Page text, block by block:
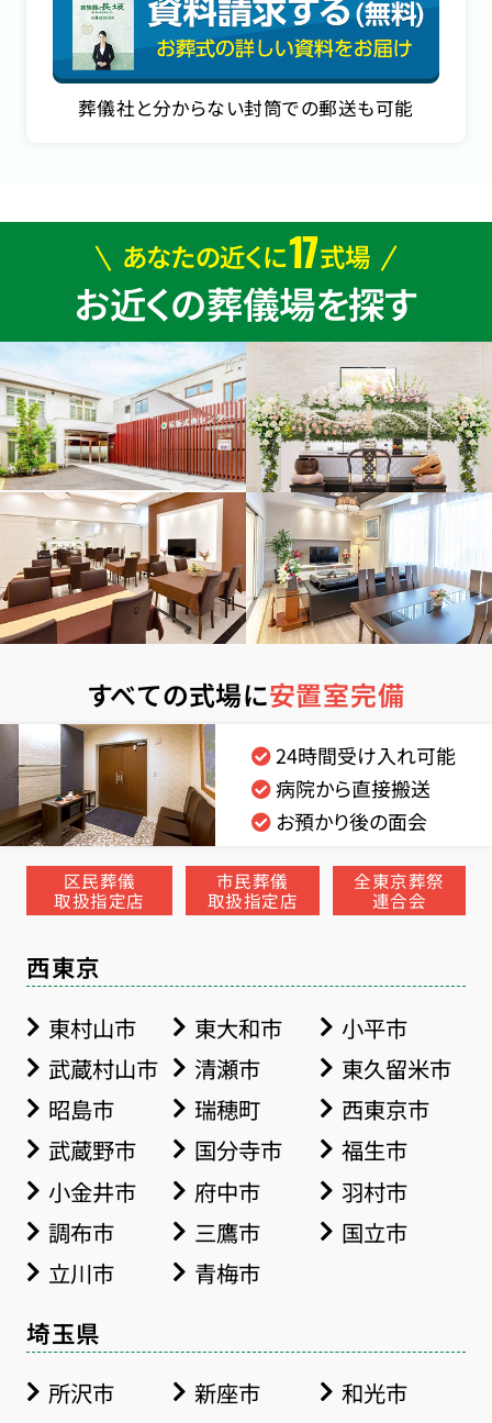
葬儀社と分からない封筒での郵送も可能
あなたの近くに17式場
お近くの葬儀場を探す
すべての式場に安置室完備
24時間受け入れ可能
病院から直接搬送
お預かり後の面会
区民葬儀
取扱指定店
市民葬儀
取扱指定店
全東京葬祭
連合会
西東京
東村山市 東大和市
小平市
武蔵村山市
清瀬市
東久留米市
昭島市
瑞穂町
西東京市
武蔵野市
国分寺市
福生市
小金井市
府中市
羽村市
調布市
三鷹市
国立市
立川市
青梅市
埼玉県
所沢市 新座市
和光市